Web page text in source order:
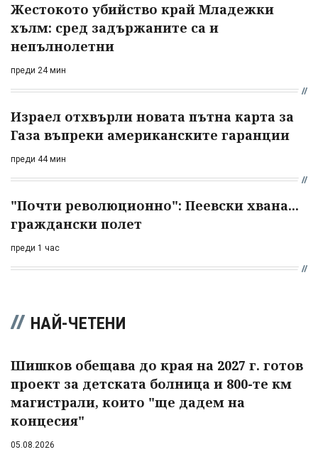
Жестокото убийство край Младежки
хълм: сред задържаните са и
непълнолетни
преди 24 мин
Израел отхвърли новата пътна карта за
Газа въпреки американските гаранции
преди 44 мин
"Почти революционно": Пеевски хвана...
граждански полет
преди 1 час
НАЙ-ЧЕТЕНИ
Шишков обещава до края на 2027 г. готов
проект за детската болница и 800-те км
магистрали, които "ще дадем на
концесия"
05.08.2026